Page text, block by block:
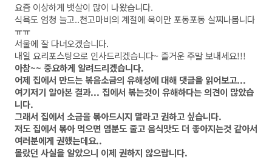
요즘 이상하게 뱃살이 많이 나왔습니다.
식욕도 엄청 늘고..천고마비의 계절에 옥이만 포동포동 살찌나봅니다
ㅠㅠ
서울에 잘 다녀오겠습니다.
내일 요리포스팅으로 인사드리겠습니다~ 즐거운 주말 보내세요!!!
아참~~ 중요하게 알려드리겠습니다.
어제 집에서 만드는 볶음소금의 유해성에 대해 댓글을 읽어보고...
여기저기 알아본 결과... 집에서 볶는것이 유해하다는 의견이 많았습
니다.
그래서 집에서 소금을 볶아드시지 말라고 권하고 싶습니다.
저도 집에서 볶아 먹으면 염분도 줄고 음식맛도 더 좋아지는것 같아서
여러분에게 권했는데요..
몰랐던 사실을 알았으니 이제 권하지 않으랍니다.